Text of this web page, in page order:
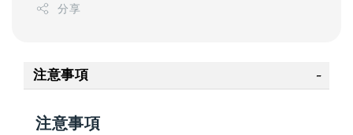
分享
注意事項
注意事項